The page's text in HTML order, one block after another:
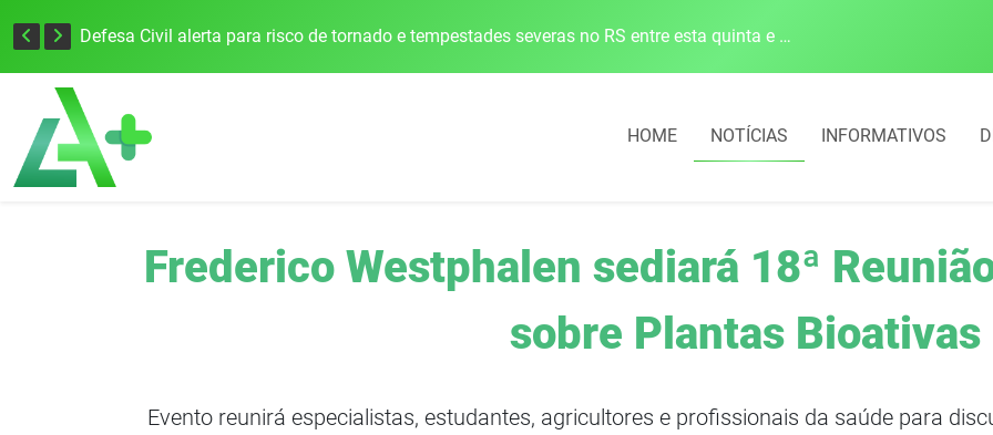
Defesa Civil alerta para risco de tornado e tempestades severas no RS entre esta quinta e sexta-feira
HOME NOTÍCIAS INFORMATIVOS
Frederico Westphalen sediará 18ª
sobre Plantas Bioativas
Evento reunirá especialistas, estudantes, agricultores e profissionais da saúde para